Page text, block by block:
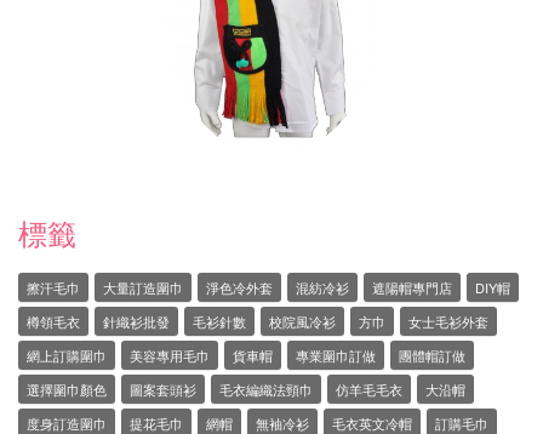
標籤
擦汗毛巾 大量訂造圍巾 淨色冷外套 混紡冷衫 遮陽帽專門店
DIY帽
樽領毛衣
針織衫批發 毛衫針數 校院風冷衫 方巾
女士毛衫外套
網上訂購圍巾
美容專用毛巾 貨車帽 專業圍巾訂做
團體帽訂做
選擇圍巾顏色
圖案套頭衫 毛衣編織法頸巾 仿羊毛毛衣
大沿帽
度身訂造圍巾
提花毛巾 網帽 無袖冷衫 毛衣英文冷帽
訂購毛巾